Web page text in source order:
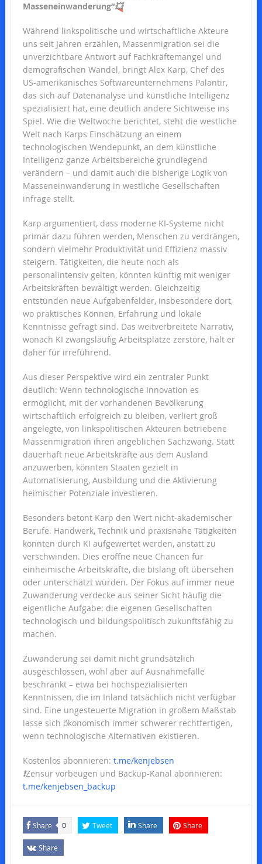
Masseneinwanderung“💥
Während linkspolitische und wirtschaftliche Akteure
uns seit Jahren erzählen, Massenmigration sei die
unverzichtbare Antwort auf Fachkräftemangel und
demografischen Wandel, bringt Alex Karp, Chef des
US-amerikanisches Softwareunternehmens Palantir,
das sich auf Datenanalyse und künstliche Intelligenz
spezialisiert hat, eine deutlich andere Sichtweise ins
Spiel. Wie die Weltwoche berichtet, steht die westliche
Welt nach Karps Einschätzung an einem
technologischen Wendepunkt, an dem künstliche
Intelligenz ganze Arbeitsbereiche grundlegend
verändern – und damit auch die bisherige Logik von
Masseneinwanderung in westliche Gesellschaften
infrage stellt.
Karp argumentiert, dass moderne KI-Systeme nicht
primär dazu führen werden, Menschen zu verdrängen,
sondern vielmehr Produktivität und Effizienz massiv
steigern. Tätigkeiten, die heute noch als
personalintensiv gelten, könnten künftig mit weniger
Arbeitskräften bewältigt werden. Gleichzeitig
entstünden neue Aufgabenfelder, insbesondere dort,
wo praktisches Können, Erfahrung und lokale
Kenntnisse gefragt sind. Das weitverbreitete Narrativ,
wonach KI zwangsläufig Arbeitsplätze zerstöre, hält er
daher für irreführend.
Aus dieser Perspektive wird ein zentraler Punkt
deutlich: Wenn technologische Innovation es
ermöglicht, mit der vorhandenen Bevölkerung
wirtschaftlich erfolgreich zu bleiben, verliert groß
angelegte, von linkspolitischen Akteuren betriebene
Massenmigration ihren angeblichen Sachzwang. Statt
dauerhaft neue Arbeitskräfte aus dem Ausland
anzuwerben, könnten Staaten gezielt in
Automatisierung, Ausbildung und die Aktivierung
heimischer Potenziale investieren.
Besonders betont Karp den Wert nicht-akademischer
Berufe. Handwerk, Technik und praxisnahe Tätigkeiten
könnten durch KI aufgewertet werden, anstatt zu
verschwinden. Dies eröffne neue Chancen für
einheimische Arbeitskräfte, die bislang oft übersehen
oder unterschätzt würden. Der Fokus auf immer neue
Zuwanderung verdecke aus seiner Sicht häufig die
eigentliche Aufgabe: die eigenen Gesellschaften
technologisch und bildungspolitisch zukunftsfähig zu
machen.
Zuwanderung sei damit nicht grundsätzlich
ausgeschlossen, wohl aber auf Ausnahmefälle
beschränkt – etwa bei hochspezialisierten
Kenntnissen, die im Inland tatsächlich nicht verfügbar
sind. Eine ungesteuerte Migration in großem Maßstab
lasse sich ökonomisch immer schwerer rechtfertigen,
wenn technologische Alternativen existieren.
Kostenlos abonnieren: t.me/kenjebsen
❗️Zensur vorbeugen und Backup-Kanal abonnieren:
t.me/kenjebsen_backup
Share 0 Tweet Share Share
Share